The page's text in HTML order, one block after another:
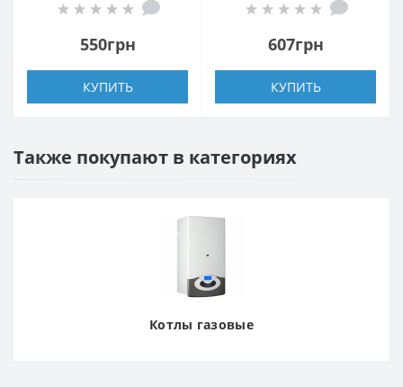
(Турция)
550грн
КУПИТЬ
systems NSL10-3K, 1/2″
607грн
КУПИТЬ
Также покупают в категориях
Котлы газовые